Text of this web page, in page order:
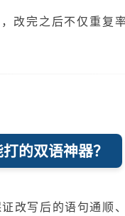
完之后不仅重复
的双语神器？
改写后的语句通顺